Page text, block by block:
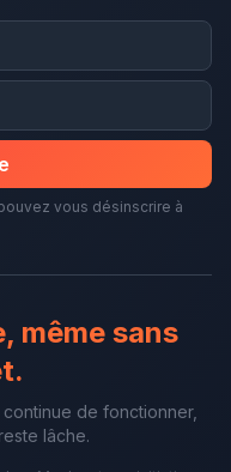
vous désinscrire à
même sans
de fonctionner,
lâche.